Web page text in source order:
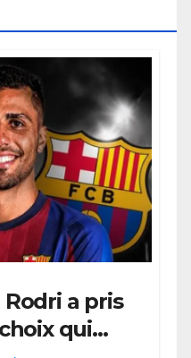
Rodri a pris
qui